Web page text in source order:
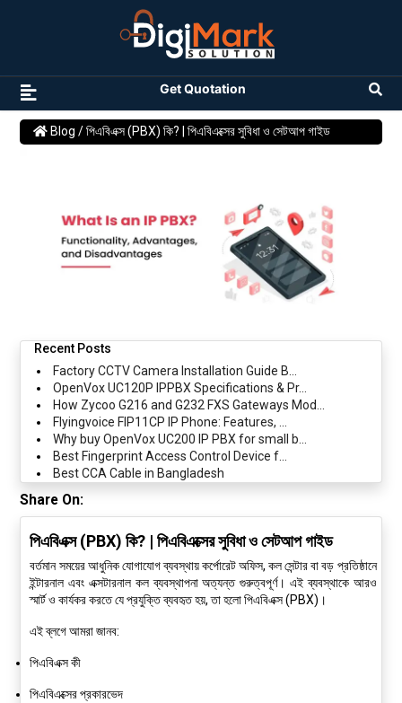
Get Quotation
Blog / পিএবিএক্স (PBX) কি? | পিএবিএক্সের সুবিধা ও সেটআপ গাইড
Recent Posts
Factory CCTV Camera Installation Guide B...
OpenVox UC120P IPPBX Specifications & Pr...
How Zycoo G216 and G232 FXS Gateways Mod...
Flyingvoice FIP11CP IP Phone: Features, ...
Why buy OpenVox UC200 IP PBX for small b...
Best Fingerprint Access Control Device f...
Best CCA Cable in Bangladesh
Share On:
পিএবিএক্স (PBX) কি? | পিএবিএক্সের সুবিধা ও সেটআপ গাইড
বর্তমান সময়ের আধুনিক যোগাযোগ ব্যবস্থায় কর্পোরেট অফিস, কল সেন্টার বা বড় প্রতিষ্ঠানে
ইন্টারনাল এবং এক্সটারনাল কল ব্যবস্থাপনা অত্যন্ত গুরুত্বপূর্ণ। এই ব্যবস্থাকে আরও
স্মার্ট ও কার্যকর করতে যে প্রযুক্তি ব্যবহৃত হয়, তা হলোপিএবিএক্স (PBX) ।
এই ব্লগে আমরা জানব:
পিএবিএক্স কী
পিএবিএক্সের প্রকারভেদ